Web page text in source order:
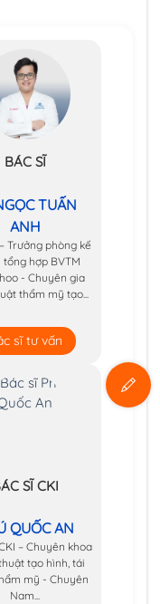
BÁC SĨ
TUẤN
ANH
Trưởng phòng kế
tổng hợp BVTM
- Chuyên gia
thẩm mỹ tạo...
sĩ tư vấn
SĨ CKI
QUỐC AN
– Chuyên khoa
tạo hình, tái
mỹ - Chuyên
Nam...